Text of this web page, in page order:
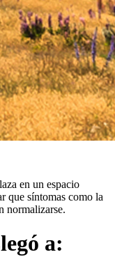
en un espacio
que síntomas como la
normalizarse.
a: